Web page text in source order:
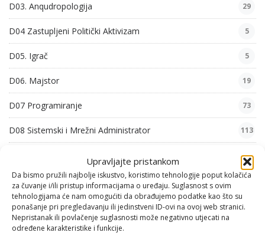
Upravljajte pristankom
Da bismo pružili najbolje iskustvo, koristimo tehnologije poput kolačića
za čuvanje i/ili pristup informacijama o uređaju. Suglasnost s ovim
tehnologijama će nam omogućiti da obrađujemo podatke kao što su
ponašanje pri pregledavanju ili jedinstveni ID-ovi na ovoj web stranici.
Nepristanak ili povlačenje suglasnosti može negativno utjecati na
određene karakteristike i funkcije.
D03. Anqudropologija 29
D04 Zastupljeni Politički Aktivizam 5
D05. Igrač 5
D06. Majstor 19
D07 Programiranje 73
D08 Sistemski i Mrežni Administrator 113
24
D10. Iskustva 5
F01. Mehanika 1
G01. Psihološke Pjesme